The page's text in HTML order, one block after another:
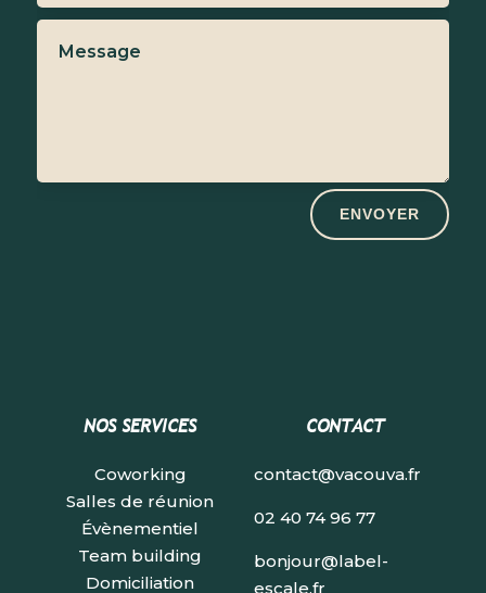
ENVOYER
NOS SERVICES
Coworking
Salles de réunion
Évènementiel
Team building
Domiciliation
CONTACT
contact@vacouva.fr
02 40 74 96 77
bonjour@label-
escale.fr